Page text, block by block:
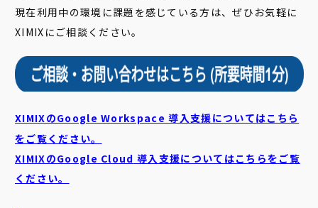
現在利用中の環境に課題を感じている方は、ぜひお気軽に
XIMIXにご相談ください。
XIMIXのGoogle Workspace 導入支援についてはこちら
をご覧ください。
XIMIXのGoogle Cloud 導入支援についてはこちらをご覧
ください。